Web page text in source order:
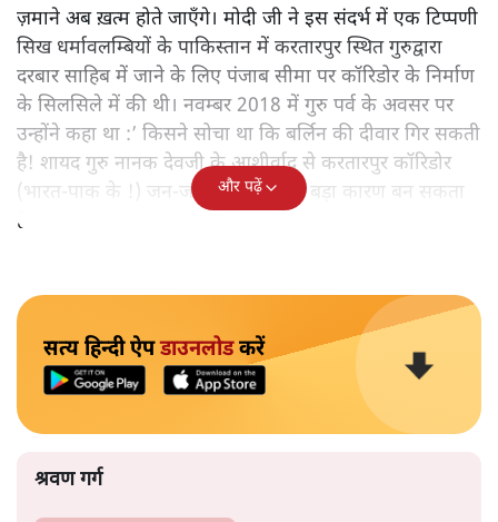
ज़माने अब ख़त्म होते जाएँगे। मोदी जी ने इस संदर्भ में एक टिप्पणी
सिख धर्मावलम्बियों के पाकिस्तान में करतारपुर स्थित गुरुद्वारा
दरबार साहिब में जाने के लिए पंजाब सीमा पर कॉरिडोर के निर्माण
के सिलसिले में की थी। नवम्बर 2018 में गुरु पर्व के अवसर पर
उन्होंने कहा था :’ किसने सोचा था कि बर्लिन की दीवार गिर सकती
है! शायद गुरु नानक देवजी के आशीर्वाद से करतारपुर कॉरिडोर
(भारत-पाक के !) जन-जन को जोड़ने का बड़ा कारण बन सकता
है!‘
और पढ़ें
सत्य हिन्दी ऐपडाउनलोडकरें
श्रवण गर्ग